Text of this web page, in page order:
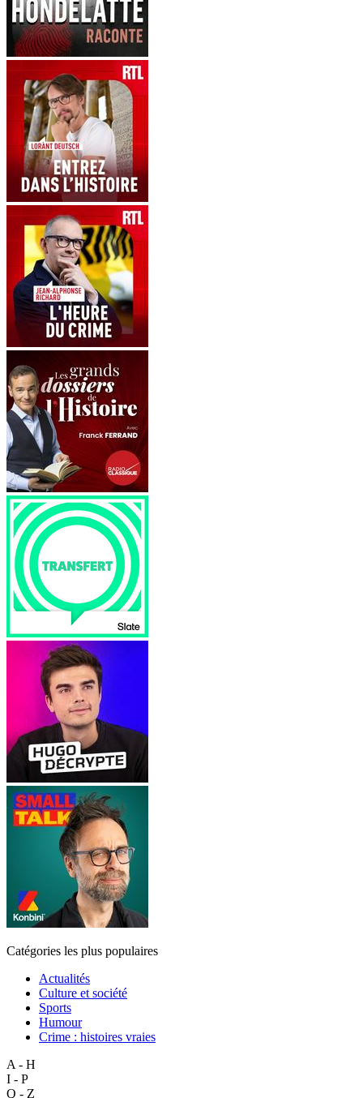
Catégories les plus populaires
Actualités
Culture et société
Sports
Humour
Crime : histoires vraies
A - H
I - P
Q - Z